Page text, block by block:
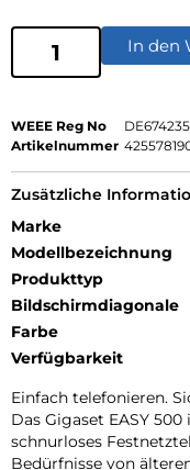
In den
WEEE Reg No
Artikelnummer
Zusätzliche
Marke
Modellbezeichnung
Produkttyp
Bildschirmdiagonale
Farbe
Verfügbarkeit
Einfach telefonieren.
Das Gigaset EASY
schnurloses
Bedürfnisse von